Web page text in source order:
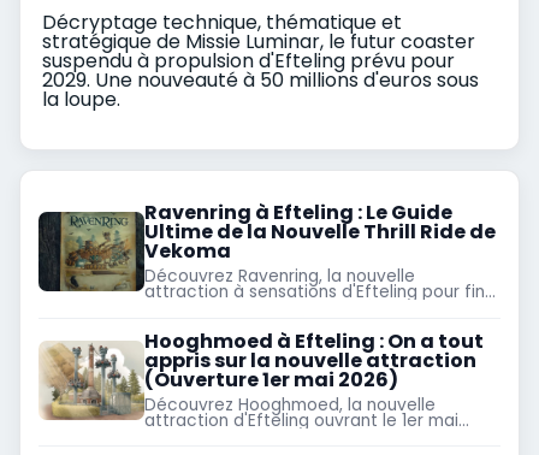
Décryptage technique, thématique et
stratégique de Missie Luminar, le futur coaster
suspendu à propulsion d'Efteling prévu pour
2029. Une nouveauté à 50 millions d'euros sous
la loupe.
Ravenring à Efteling : Le Guide
Ultime de la Nouvelle Thrill Ride de
Vekoma
Découvrez Ravenring, la nouvelle
attraction à sensations d'Efteling pour fin
fou.
Hooghmoed à Efteling : On a tout
appris sur la nouvelle attraction
(Ouverture 1er mai 2026)
Découvrez Hooghmoed, la nouvelle
attraction d'Efteling ouvrant le 1er mai
2026 ! Histoire, détails techniques, lien